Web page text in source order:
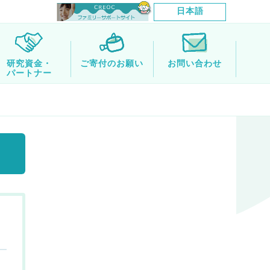
日本語
研究資金・
パートナー
ご寄付のお願い お問い合わせ